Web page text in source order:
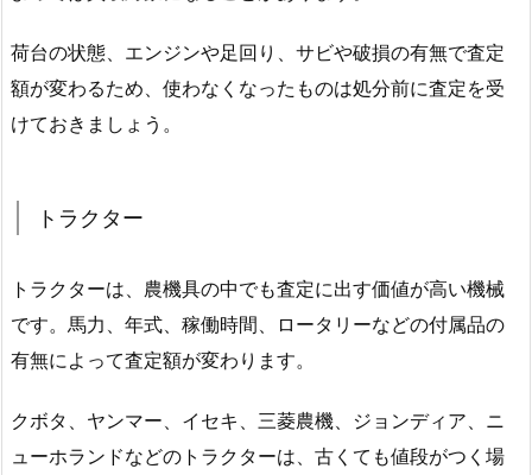
荷台の状態、エンジンや足回り、サビや破損の有無で査定
額が変わるため、使わなくなったものは処分前に査定を受
けておきましょう。
トラクター
トラクターは、農機具の中でも査定に出す価値が高い機械
です。馬力、年式、稼働時間、ロータリーなどの付属品の
有無によって査定額が変わります。
クボタ、ヤンマー、イセキ、三菱農機、ジョンディア、ニ
ューホランドなどのトラクターは、古くても値段がつく場